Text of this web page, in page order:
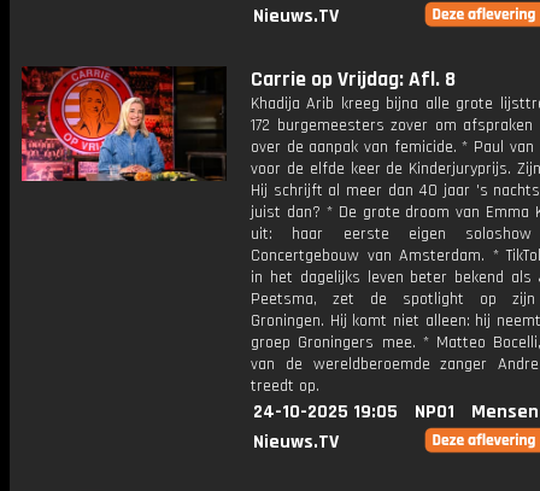
Nieuws.TV
Carrie op Vrijdag: Afl. 8
Khadija Arib kreeg bijna alle grote
172 burgemeesters zover om
over de aanpak van femicide. * Paul van
voor de elfde keer de Kinderjuryprijs.
Hij schrijft al meer dan 40 jaar 's
juist dan? * De grote droom van Emma
uit: haar eerste eigen
Concertgebouw van Amsterdam. *
in het dagelijks leven beter bekend als
Peetsma, zet de spotlight op zijn
Groningen. Hij komt niet alleen: hij
groep Groningers mee. * Matteo
van de wereldberoemde zanger
treedt op.
24-10-2025 19:05 NPO1
Nieuws.TV